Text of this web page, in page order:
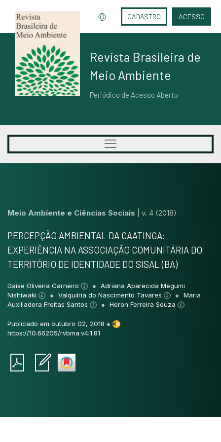
CADASTRO ACESSO
Revista Brasileira de
Meio Ambiente
Periódico de Acesso Aberto
Meio Ambiente e Ciências Sociais v. 4 (2018)
PERCEPÇÃO AMBIENTAL DA CAATINGA:
EXPERIÊNCIA NA ASSOCIAÇÃO COMUNITÁRIA DO
TERRITÓRIO DE IDENTIDADE DO SISAL (BA)
Daise Oliveira Carneiro
Adriana Aparecida Megumi
Nishiwaki
Valquiíria do Nascimento Tavares
Maria
Auxiliadora Freitas Santos
Heron Ferreira Souza
Publicado em outubro 02, 2018 ●
https://10.66205/rvbma.v4i1.81